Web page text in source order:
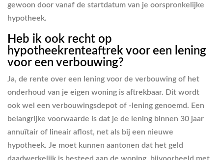
gewoon door vanaf de startdatum van je oorspronkelijke
hypotheek.
Heb ik ook recht op
hypotheekrenteaftrek voor een lening
voor een verbouwing?
Ja, de rente over een lening voor de verbouwing of het
onderhoud van je eigen woning is aftrekbaar. Dit wordt
ook wel een verbouwingsdepot of -lening genoemd. Een
belangrijke voorwaarde is dat je de lening binnen 30 jaar
annuïtair of lineair aflost, net als bij een nieuwe
hypotheek. Je moet kunnen aantonen dat het geld